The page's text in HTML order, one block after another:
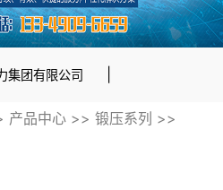
集团有限公司
机械工业有限公司 |
产品中心>> 锻压系列 >>